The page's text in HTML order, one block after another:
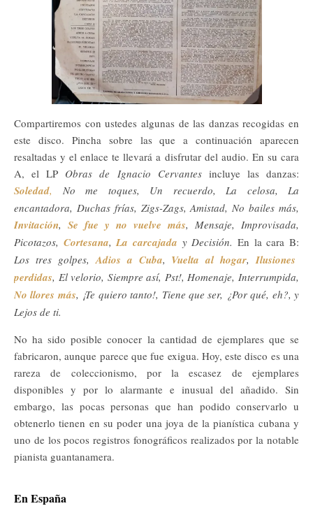
Compartiremos con ustedes algunas de las danzas recogidas en
este disco. Pincha sobre las que a continuación aparecen
resaltadas y el enlace te llevará a disfrutar del audio. En su cara
A, el LP Obras de Ignacio Cervantes incluye las danzas:
Soledad, No me toques, Un recuerdo, La celosa, La
encantadora, Duchas frías, Zigs-Zags, Amistad, No bailes más,
Invitación, Se fue y no vuelve más, Mensaje, Improvisada,
Picotazos, Cortesana,La carcajada y Decisión.En la cara B:
Los tres golpes,Adios a Cuba, Vuelta al hogar,Ilusiones
perdidas, El velorio, Siempre así, Pst!, Homenaje, Interrumpida,
No llores más, ¡Te quiero tanto!, Tiene que ser, ¿Por qué, eh?, y
Lejos de ti.
No ha sido posible conocer la cantidad de ejemplares que se
fabricaron, aunque parece que fue exigua. Hoy, este disco es una
rareza de coleccionismo, por la escasez de ejemplares
disponibles y por lo alarmante e inusual del añadido. Sin
embargo, las pocas personas que han podido conservarlo u
obtenerlo tienen en su poder una joya de la pianística cubana y
uno de los pocos registros fonográficos realizados por la notable
pianista guantanamera.
En España